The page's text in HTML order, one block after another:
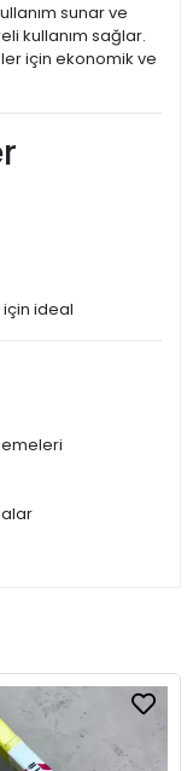
sunar ve
kullanım sağlar.
için ekonomik ve
ideal